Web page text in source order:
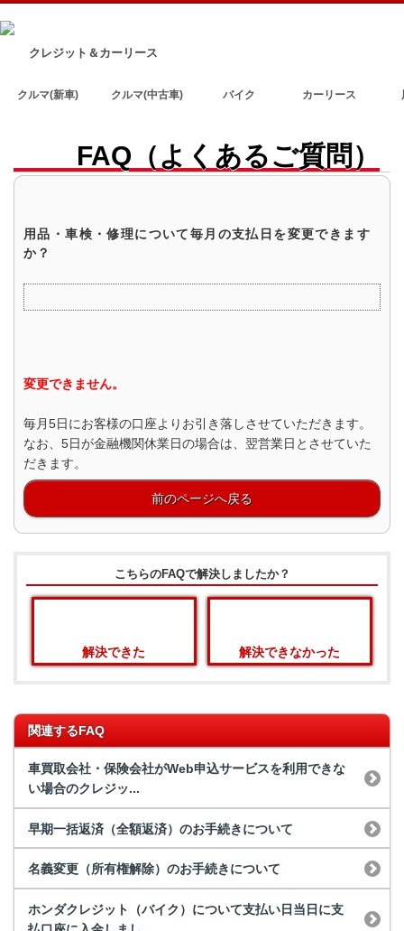
クレジット＆カーリース
クルマ(新車) クルマ(中古車) バイク カーリース
FAQ（よくあるご質問）
用品・車検・修理について毎月の支払日を変更できます
か？
変更できません。
毎月5日にお客様の口座よりお引き落しさせていただきます。
なお、5日が金融機関休業日の場合は、翌営業日とさせていた
だきます。
前のページへ戻る
こちらのFAQで解決しましたか？
解決できた 解決できなかった
関連するFAQ
車買取会社・保険会社がWeb申込サービスを利用できな
い場合のクレジッ...
早期一括返済（全額返済）のお手続きについて
名義変更（所有権解除）のお手続きについて
ホンダクレジット（バイク）について支払い日当日に支